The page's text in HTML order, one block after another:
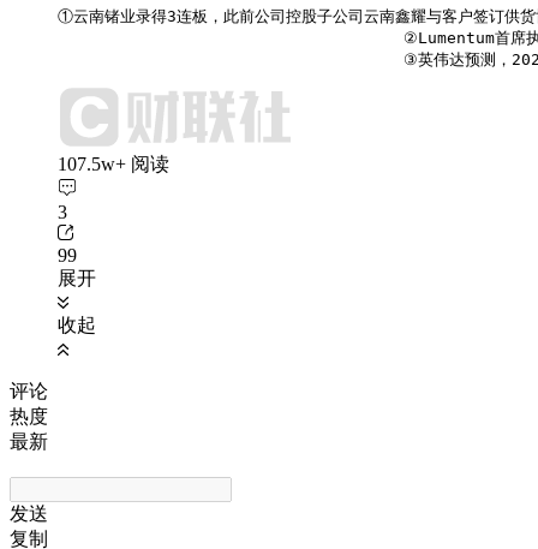
①云南锗业录得3连板，此前公司控股子公司云南鑫耀与客户签订供
②Lumentum首席执行
③英伟达预测，2026
107.5w+ 阅读
3
99
展开
收起
评论
热度
最新
发送
复制